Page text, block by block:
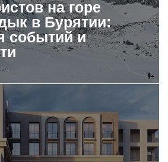
на горе
в Бурятии:
событий и